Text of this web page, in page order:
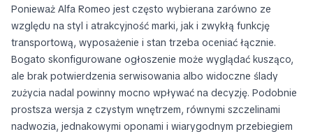
Ponieważ Alfa Romeo jest często wybierana zarówno ze
względu na styl i atrakcyjność marki, jak i zwykłą funkcję
transportową, wyposażenie i stan trzeba oceniać łącznie.
Bogato skonfigurowane ogłoszenie może wyglądać kusząco,
ale brak potwierdzenia serwisowania albo widoczne ślady
zużycia nadal powinny mocno wpływać na decyzję. Podobnie
prostsza wersja z czystym wnętrzem, równymi szczelinami
nadwozia, jednakowymi oponami i wiarygodnym przebiegiem